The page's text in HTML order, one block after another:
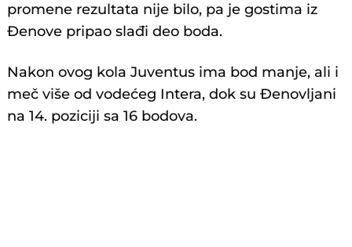
promene rezultata nije bilo, pa je gostima iz
Đenove pripao slađi deo boda.
Nakon ovog kola Juventus ima bod manje, ali i
meč više od vodećeg Intera, dok su Đenovljani
na 14. poziciji sa 16 bodova.